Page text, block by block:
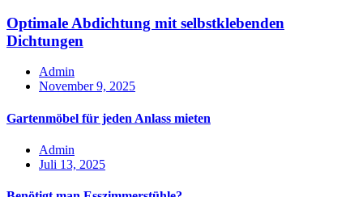
Optimale Abdichtung mit selbstklebenden
Dichtungen
Admin
November 9, 2025
Gartenmöbel für jeden Anlass mieten
Admin
Juli 13, 2025